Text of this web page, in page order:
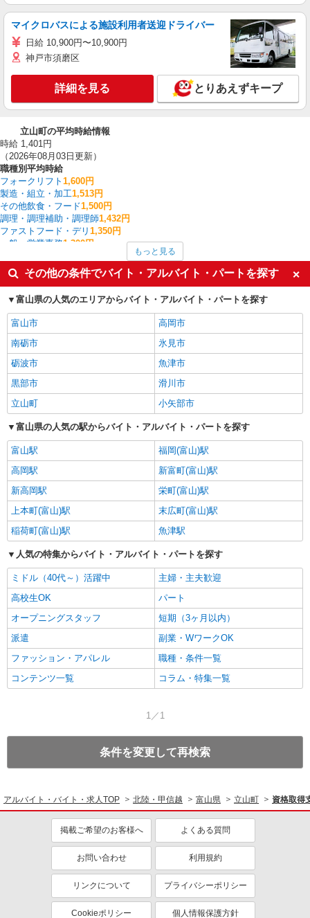
マイクロバスによる施設利用者送迎ドライバー
日給 10,900円〜10,900円
神戸市須磨区
詳細を見る とりあえずキープ
立山町の平均時給情報
時給 1,401円
（2026年08月03日更新）
職種別平均時給
フォークリフト 1,600円
製造・組立・加工1,513円
その他飲食・フード1,500円
調理・調理補助・調理師1,432円
ファストフード・デリ 1,350円
一般・営業事務1,300円
1,275円
その他軽作業・製造・物流 1,250円
介護職・ヘルパー1,250円
食品製造・加工1,200円
立山町の他の職種の平均時給を見る
もっと見る
その他の条件でバイト・アルバイト・パートを探す
富山県の人気のエリアからバイト・アルバイト・パートを探す
富山市
高岡市
南砺市
氷見市
砺波市
魚津市
黒部市
滑川市
立山町
小矢部市
富山県の人気の駅からバイト・アルバイト・パートを探す
富山駅
福岡(富山)駅
高岡駅
新富町(富山)駅
新高岡駅
栄町(富山)駅
上本町(富山)駅
末広町(富山)駅
稲荷町(富山)駅
魚津駅
人気の特集からバイト・アルバイト・パートを探す
ミドル（40代～）活躍中
主婦・主夫歓迎
高校生OK
パート
オープニングスタッフ
短期（3ヶ月以内）
派遣
副業・WワークOK
ファッション・アパレル
職種・条件一覧
コンテンツ一覧
コラム・特集一覧
1／1
条件を変更して再検索
アルバイト・バイト・求人TOP 北陸・甲信越 富山県 立山町 資格取得
掲載ご希望のお客様へ よくある質問
お問い合わせ 利用規約
リンクについて プライバシーポリシー
Cookieポリシー 個人情報保護方針